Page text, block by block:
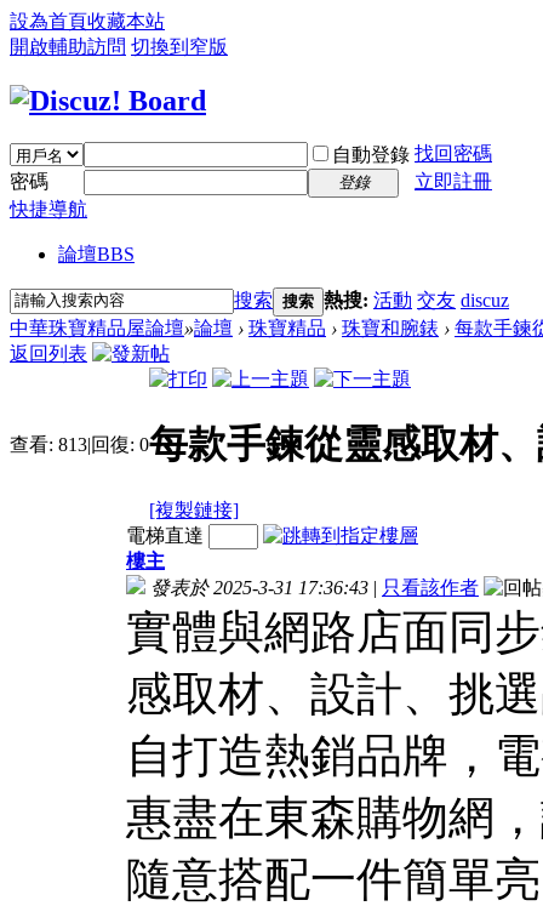
設為首頁收藏本站
開啟輔助訪問 切換到窄版
自動登錄 找回密碼
密碼
登錄
立即註冊
快捷導航
論壇BBS
搜索 搜索 熱搜: 活動 交友 discuz
中華珠寶精品屋論壇»論壇 › 珠寶精品 › 珠寶和腕錶 › 每款手鍊
返回列表
查看: 813|回復: 0每款手鍊從靈感取材
[複製鏈接]
電梯直達
樓主
發表於 2025-3-31 17:36:43 | 只看該作者
實體與網路店面同
感取材、設計、挑
自打造熱銷品牌，
惠盡在東森購物網
隨意搭配一件簡單